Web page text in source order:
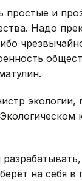
простые и
Надо
на себя